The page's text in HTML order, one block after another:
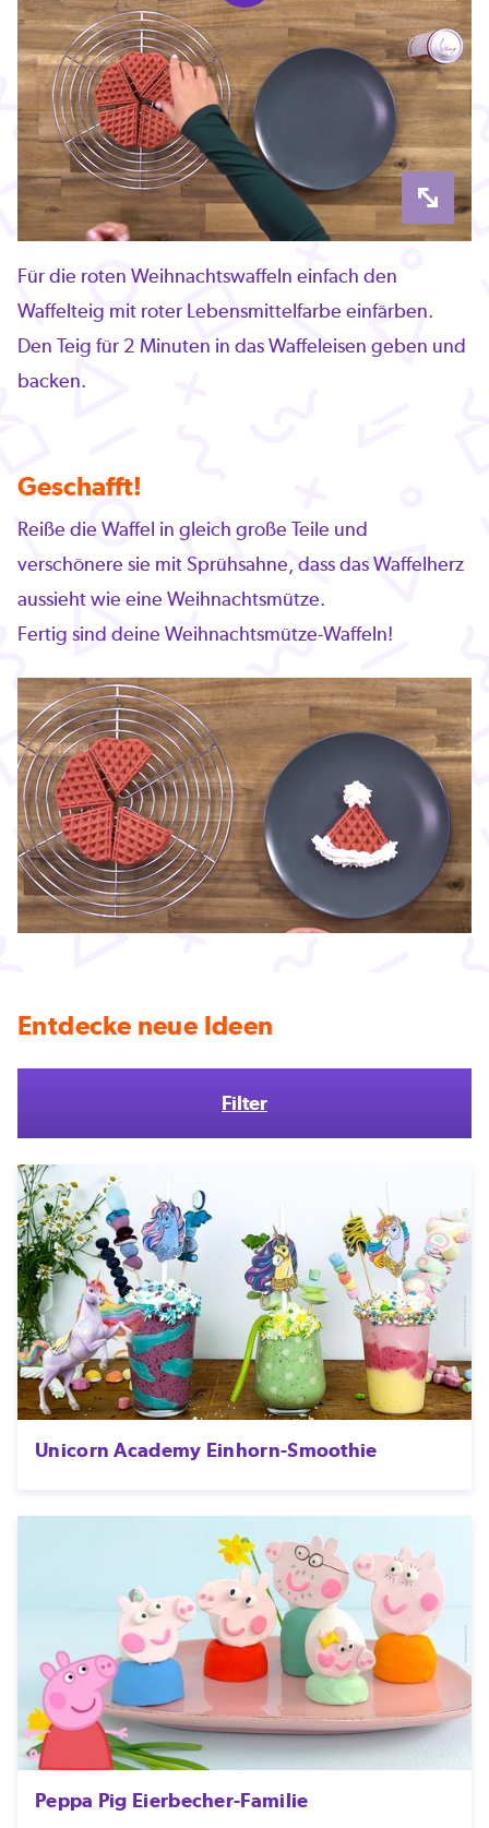
Für die roten Weihnachtswaffeln einfach den
Waffelteig mit roter Lebensmittelfarbe einfärben.
Den Teig für 2 Minuten in das Waffeleisen geben und
backen.
Geschafft!
Reiße die Waffel in gleich große Teile und
verschönere sie mit Sprühsahne, dass das Waffelherz
aussieht wie eine Weihnachtsmütze.
Fertig sind deine Weihnachtsmütze-Waffeln!
Entdecke neue Ideen
Filter
Unicorn Academy Einhorn-Smoothie
Peppa Pig Eierbecher-Familie